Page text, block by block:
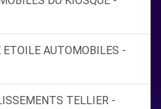
AUTOMOBILES -
TELLIER -